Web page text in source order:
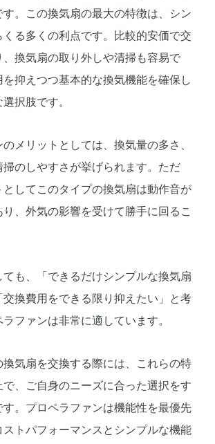
。この換気扇の最大の特徴は、シン
る多くの利点です。比較的安価で交
換気扇の取り外しや清掃も容易で
抑えつつ基本的な換気機能を確保し
択肢です。
メリットとしては、換気量の多さ、
のしやすさが挙げられます。ただ
としてこのタイプの換気扇は動作音が
、外気の影響を受けて勝手に回るこ
ても、「できるだけシンプルな換気扇
交換費用をできる限り抑えたい」と考
ファンは非常に適しています。
換気扇を交換する際には、これらの特
、ご自身のニーズに合った選択をす
す。プロペラファンは機能性を最優先
トパフォーマンスとシンプルな機能